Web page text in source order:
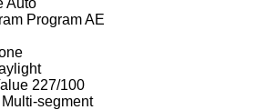
Program AE
227/100
Multi-segment